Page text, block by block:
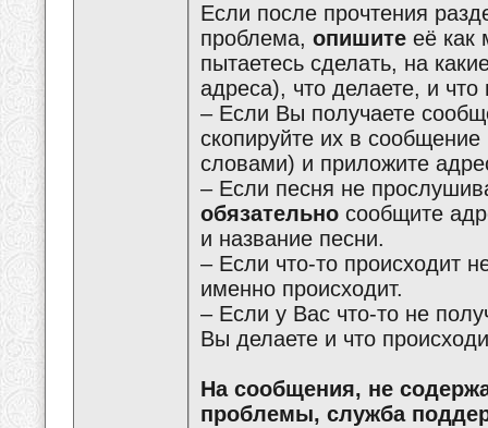
Если после прочтения
проблема, опишитееё как
пытаетесь сделать, на
адреса), что делаете, и
– Если Вы получаете
скопируйте их в
словами) и приложите
– Если песня не
обязательносообщите
и название песни.
– Если что-то происходит
именно происходит.
– Если у Вас что-то не
Вы делаете и что
На сообщения, не
проблемы, служба